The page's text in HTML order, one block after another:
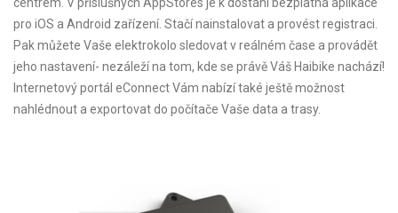
pro iOS a Android zařízení. Stačí nainstalovat a provést registraci.
Pak můžete Vaše elektrokolo sledovat v reálném čase a provádět
jeho nastavení- nezáleží na tom, kde se právě Váš Haibike nachází!
Internetový portál eConnect Vám nabízí také ještě možnost
nahlédnout a exportovat do počítače Vaše data a trasy.